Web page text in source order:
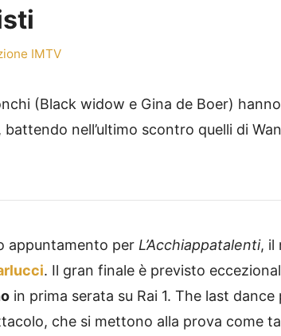
IMTV
(Black widow e Gina de Boer)
battendo nell’ultimo scontro quelli di
appuntamento per L’Acchiappatalenti, il
. Il gran finale è previsto
in prima serata su Rai 1. The last
che si mettono alla prova come